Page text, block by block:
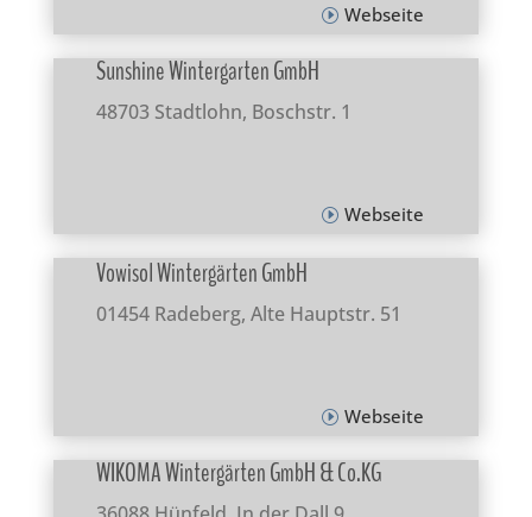
Webseite
Sunshine Wintergarten GmbH
48703 Stadtlohn, Boschstr. 1
Webseite
Vowisol Wintergärten GmbH
01454 Radeberg, Alte Hauptstr. 51
Webseite
WIKOMA Wintergärten GmbH & Co.KG